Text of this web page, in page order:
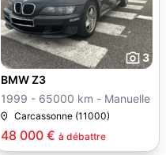
3
48 000 € à débattre
BMW Z3
1999 - 65000 km - Manuelle
Carcassonne (11000)